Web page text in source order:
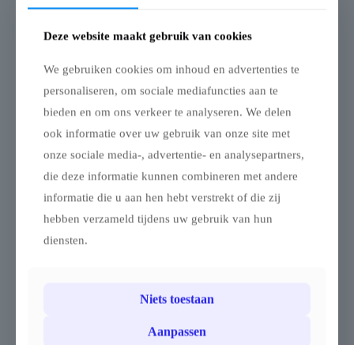
zijwand raam 4m
voor pagodetent
Onze zijwanden met ramen
bieden extra lichtinval en
zichtbaarheid terwijl uw
beschermd blijft tegen
wind en regen. De wanden
g/m² blockout PVC,
waardoor ze waterdicht,
(M2) en
Dankzij de dubbele coating
Grondanker
Pagodetent
gebruikt om de pagodetent
stevig en veilig te
verankeren. De spanratels
bevestigd, terwijl de
spanbanden van de
naar de ankers lopen. Zo
staat de volledige structuur
€24,81
Deze website maakt gebruik van cookies
We gebruiken cookies om inhoud en advertenties te
personaliseren, om sociale mediafuncties aan te
bieden en om ons verkeer te analyseren. We delen
ook informatie over uw gebruik van onze site met
onze sociale media-, advertentie- en analysepartners,
die deze informatie kunnen combineren met andere
informatie die u aan hen hebt verstrekt of die zij
hebben verzameld tijdens uw gebruik van hun
diensten.
Niets toestaan
Aanpassen